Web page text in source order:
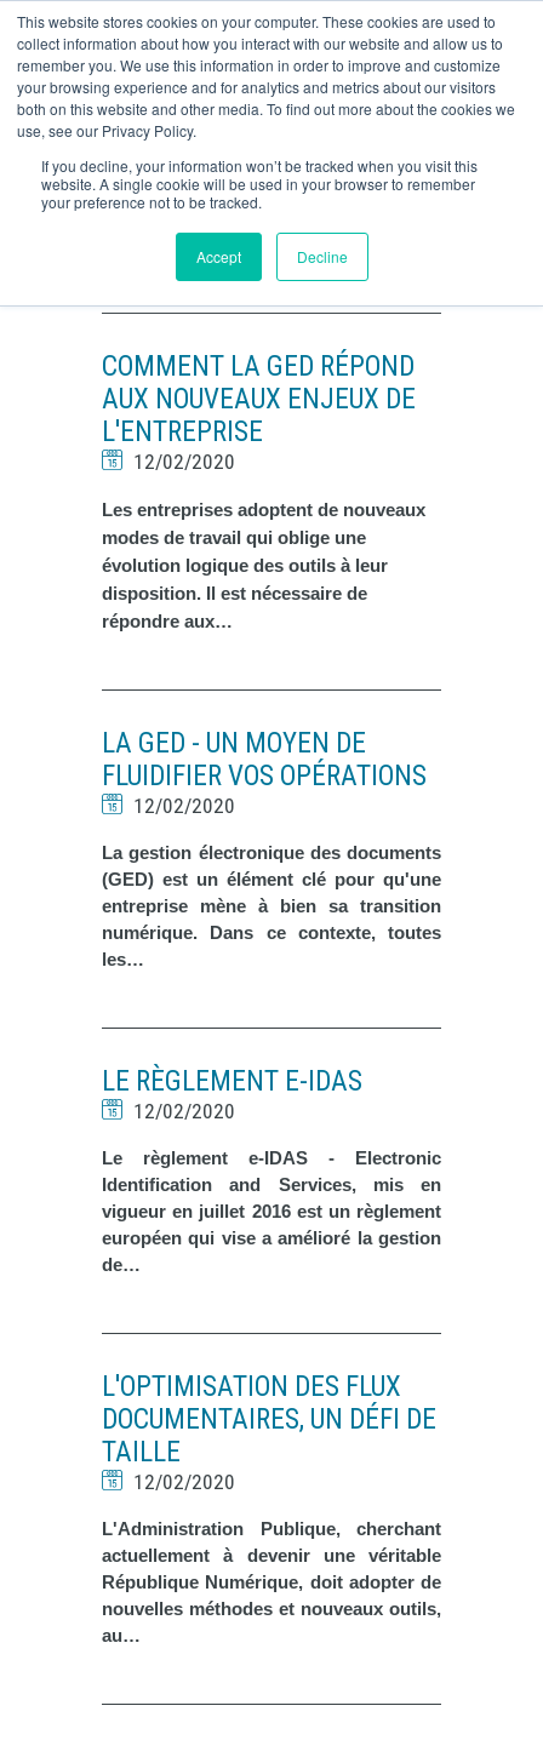
This website stores cookies on your computer. These cookies are used to
collect information about how you interact with our website and allow us to
remember you. We use this information in order to improve and customize
your browsing experience and for analytics and metrics about our visitors
both on this website and other media. To find out more about the cookies we
use, see our Privacy Policy.
If you decline, your information won’t be tracked when you visit this
website. A single cookie will be used in your browser to remember
your preference not to be tracked.
Accept Decline
o
O CONTACTEZ-NOUS
Retour
Dématérialisation
Workflow
Retour
Immobilier / Construction
Enseignement supérieur
Vous êtes ici : Inovera F Le Blog par INOVERA
LE BLOG PAR INOVERA
COMMENT LA GED RÉPOND
AUX NOUVEAUX ENJEUX DE
L'ENTREPRISE
12/02/2020
Les entreprises adoptent de nouveaux
modes de travail qui oblige une
évolution logique des outils à leur
disposition. Il est nécessaire de
répondre aux…
LA GED - UN MOYEN DE
FLUIDIFIER VOS OPÉRATIONS
12/02/2020
La gestion électronique des documents
(GED) est un élément clé pour qu'une
entreprise mène à bien sa transition
numérique. Dans ce contexte, toutes
les…
LE RÈGLEMENT E-IDAS
12/02/2020
Le règlement e-IDAS - Electronic
Identification and Services, mis en
vigueur en juillet 2016 est un règlement
européen qui vise a amélioré la gestion
de…
L'OPTIMISATION DES FLUX
DOCUMENTAIRES, UN DÉFI DE
TAILLE
12/02/2020
L'Administration Publique, cherchant
actuellement à devenir une véritable
République Numérique, doit adopter de
nouvelles méthodes et nouveaux outils,
au…